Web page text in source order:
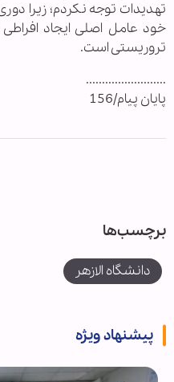
تهدیدات توجه نکردم؛ زیرا
خود عامل اصلی ایجاد
تروریستی است.
.........................
پایان پیام/156
برچسب‌ها
دانشگاه الازهر
پیشنهاد ویژه